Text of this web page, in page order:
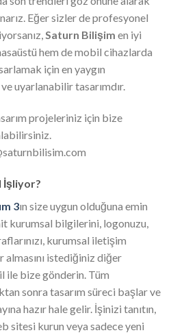
Eğer sizler de profesyonel
Saturn Bilişim en iyi
hem de mobil cihazlarda
için en yaygın
uyarlanabilir tasarımdır.
projeleriniz için bize
İşliyor?
3ın size uygun olduğuna emin
kurumsal bilgilerini, logonuzu,
kurumsal iletişim
istediğiniz diğer
ile bize gönderin. Tüm
sonra tasarım süreci başlar ve
hazır hale gelir. İşinizi tanıtın,
sitesi kurun veya sadece yeni